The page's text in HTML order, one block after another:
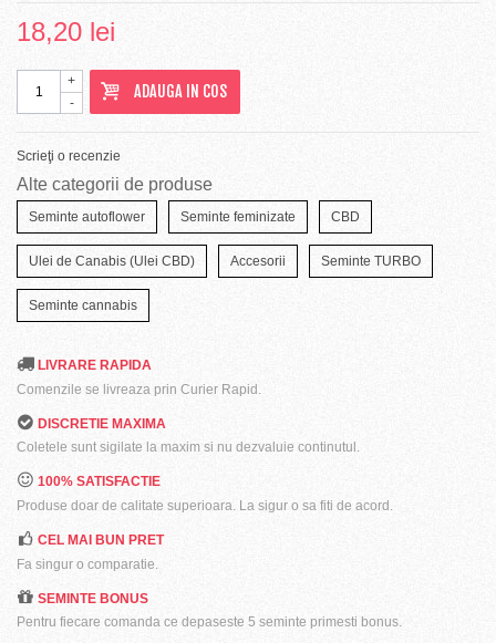
18,20 lei
-
+
ADAUGA IN COS
Scrieţi o recenzie
Alte categorii de produse
Seminte autoflower Seminte feminizate CBD
Ulei de Canabis (Ulei CBD) Accesorii Seminte TURBO
Seminte cannabis
LIVRARE RAPIDA
Comenzile se livreaza prin Curier Rapid.
DISCRETIE MAXIMA
Coletele sunt sigilate la maxim si nu dezvaluie continutul.
100% SATISFACTIE
Produse doar de calitate superioara. La sigur o sa fiti de acord.
CEL MAI BUN PRET
Fa singur o comparatie.
SEMINTE BONUS
Pentru fiecare comanda ce depaseste 5 seminte primesti bonus.